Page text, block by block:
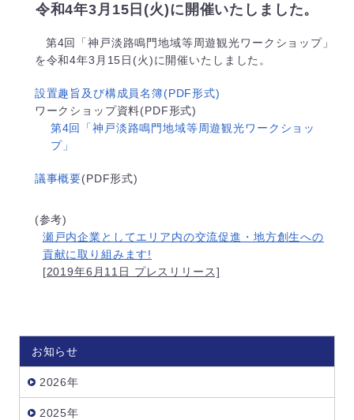
令和4年3月15日(火)に開催いたしました。
第4回「神戸淡路鳴門地域等周遊観光ワークショップ」
を令和4年3月15日(火)に開催いたしました。
設置趣旨及び構成員名簿(PDF形式)
ワークショップ資料(PDF形式)
第4回「神戸淡路鳴門地域等周遊観光ワークショッ
プ」
議事概要(PDF形式)
(参考)
瀬戸内企業としてエリア内の交流促進・地方創生への
貢献に取り組みます!
[2019年6月11日 プレスリリース]
お知らせ
2026年
2025年